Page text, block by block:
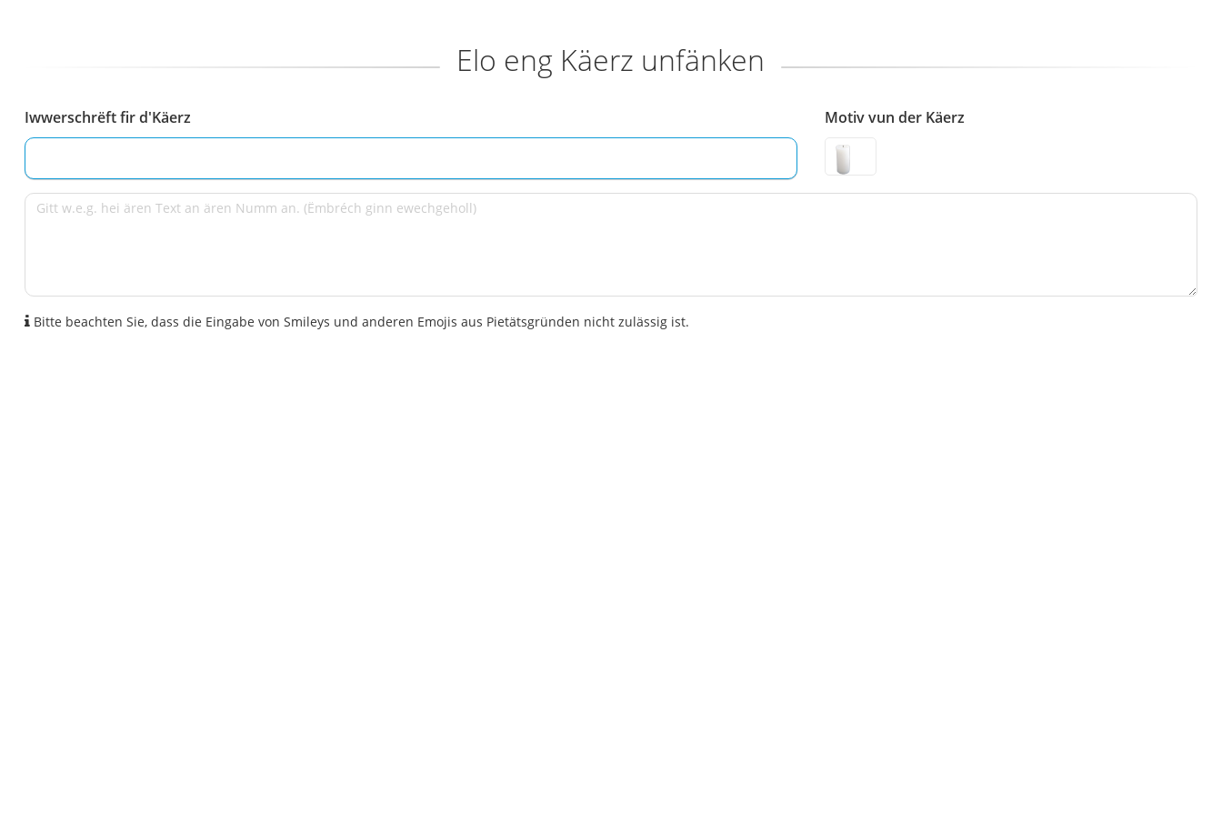
Elo eng Käerz unfänken
Iwwerschrëft fir d'Käerz Motiv vun der Käerz
Bitte beachten Sie, dass die Eingabe von Smileys und anderen Emojis aus Pietätsgründen nicht zulässig ist.